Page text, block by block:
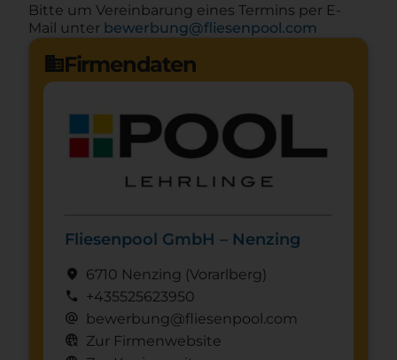
Bitte um Vereinbarung eines Termins per E-
Mail unter bewerbung@fliesenpool.com
domainFirmendaten
Fliesenpool GmbH – Nenzing
location_on 6710 Nenzing (Vorarl­berg)
call +435525623950
alternate_email bewerbung@fliesenpool.com
captive_portal Zur Firmenwebsite